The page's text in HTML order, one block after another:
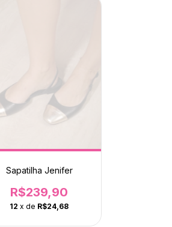
Sapatilha Jenifer
R$239,90
12 x de R$24,68